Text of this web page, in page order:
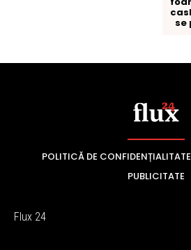
POLITICĂ DE CONFIDENȚIALITATE
PUBLICITATE
Flux 24